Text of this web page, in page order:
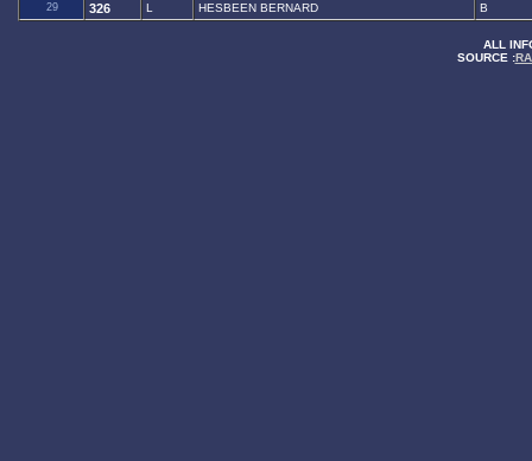
29 326 L HESBEEN BERNARD B
ALL
SOURCE :